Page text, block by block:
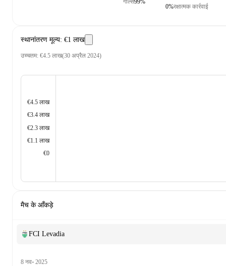
रक्षात्मक कार्रवाई
0%
स्थानांतरण मूल्य: €1 लाख
उच्चतम: €4.5 लाख(30 अप्रैल 2024)
€4.5 लाख
€3.4 लाख
€2.3 लाख
€1.1 लाख
€0
मैच के आँकड़े
FCI Levadia
8 नव॰ 2025